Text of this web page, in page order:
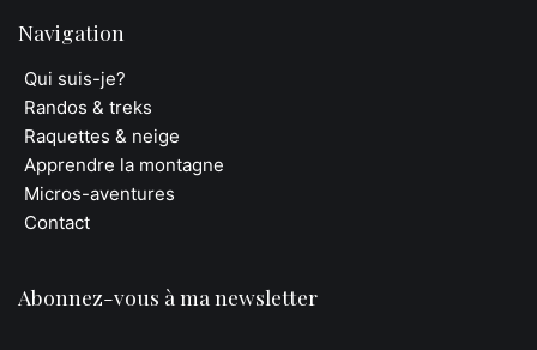
Navigation
Qui suis-je?
Randos & treks
Raquettes & neige
Apprendre la montagne
Micros-aventures
Contact
Abonnez-vous à ma newsletter